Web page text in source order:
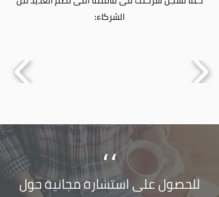
الشركاء:
،،
للحصول على استشارة مجانية حول